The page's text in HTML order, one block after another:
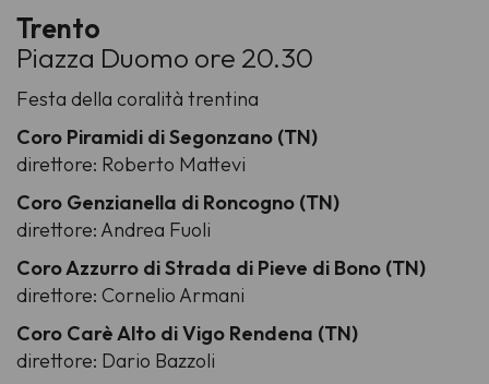
Trento
Piazza Duomo ore 20.30
Festa della coralità trentina
Coro Piramidi di Segonzano (TN)
direttore: Roberto Mattevi
Coro Genzianella di Roncogno (TN)
direttore: Andrea Fuoli
Coro Azzurro di Strada di Pieve di Bono (TN)
direttore: Cornelio Armani
Coro Carè Alto di Vigo Rendena (TN)
direttore: Dario Bazzoli